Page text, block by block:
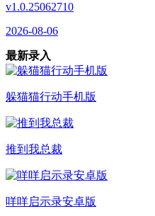
v1.0.25062710
2026-08-06
最新录入
躲猫猫行动手机版
推到我总裁
咩咩启示录安卓版